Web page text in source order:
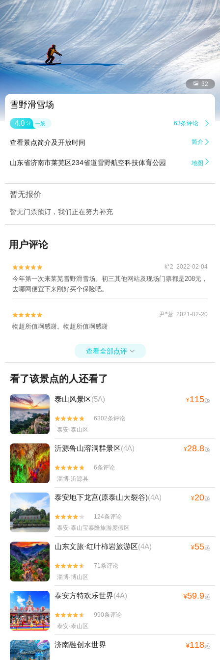
 32
雪野滑雪场
4.0 分 一般 63条评论 
查看景点简介及开放时间 简介 
山东省济南市莱芜区234省道雪野航空科技体育公园 地图 
暂无报价
暂无门票预订，我们正在努力补充
用户评论

 k*2 2022-02-04
今年第一次来莱芜雪野滑雪场。初三其他网站及现场门票都是208元，
去哪网便宜下来刚好买个保险吧。

 尹*营 2021-02-20
物超所值啊感谢。物超所值啊感谢
查看全部点评 
看了该景点的人还看了
泰山风景区(5A) ¥115起


6302条评论
泰安·泰山区
沂源鲁山溶洞群景区(4A) ¥28.8起


6条评论
淄博·沂源县
泰安地下龙宫(原泰山大裂谷)(4A) ¥20起


124条评论
泰安·泰山宝泰隆旅游度假区
山东文旅·红叶柿岩旅游区(4A) ¥55起


71条评论
淄博·博山区
泰安方特欢乐世界(4A) ¥59.9起


990条评论
泰安·泰山区
济南融创水世界 ¥118起
